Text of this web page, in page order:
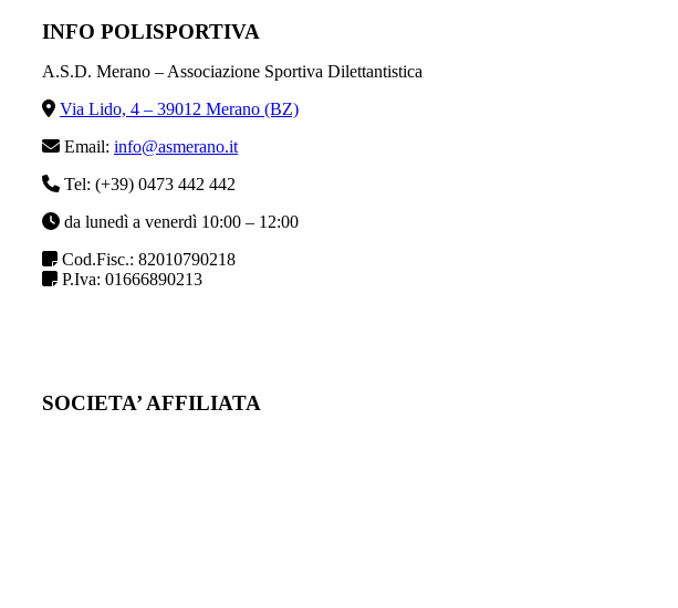
INFO POLISPORTIVA
A.S.D. Merano – Associazione Sportiva Dilettantistica
Via Lido, 4 – 39012 Merano (BZ)
Email: info@asmerano.it
Tel: (+39) 0473 442 442
da lunedì a venerdì 10:00 – 12:00
Cod.Fisc.: 82010790218
P.Iva: 01666890213
SOCIETA’ AFFILIATA